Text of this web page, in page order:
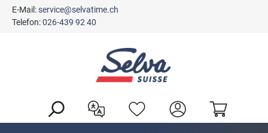
springen
E-Mail:service@selvatime.ch
Telefon:026-439 92 40